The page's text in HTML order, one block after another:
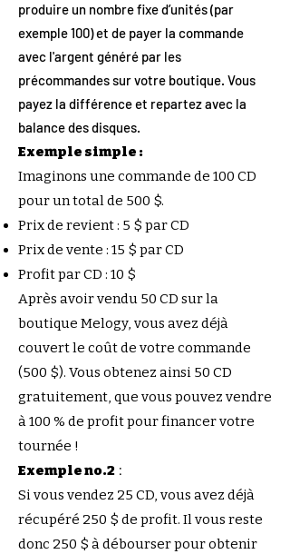
produire un nombre fixe d’unités (par
exemple 100) et de payer la commande
avec l'argent généré par les
précommandes sur votre boutique. Vous
payez la différence et repartez avec la
balance des disques.
Exemple simple :
Imaginons une commande de 100 CD
pour un total de 500 $.
Prix de revient : 5 $ par CD
Prix de vente : 15 $ par CD
Profit par CD : 10 $
Après avoir vendu 50 CD sur la
boutique Melogy, vous avez déjà
couvert le coût de votre commande
(500 $). Vous obtenez ainsi 50 CD
gratuitement, que vous pouvez vendre
à 100 % de profit pour financer votre
tournée !
Exemple no.2 :
Si vous vendez 25 CD, vous avez déjà
récupéré 250 $ de profit. Il vous reste
donc 250 $ à débourser pour obtenir